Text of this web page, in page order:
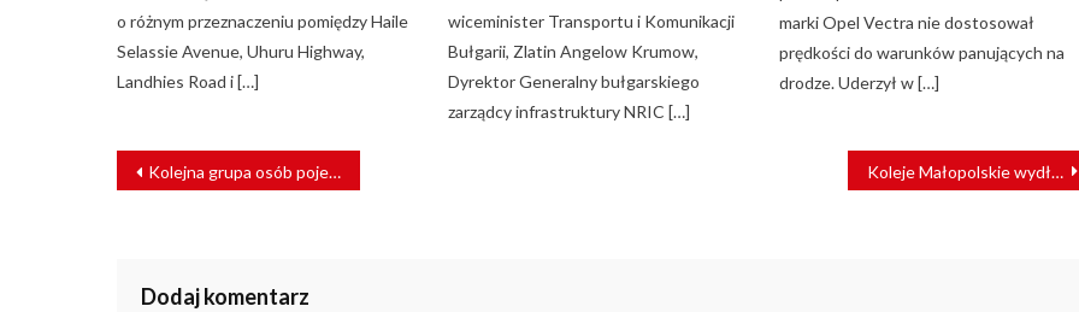
o różnym przeznaczeniu pomiędzy Haile
Selassie Avenue, Uhuru Highway,
Landhies Road i […]
wiceminister Transportu i Komunikacji
Bułgarii, Zlatin Angelow Krumow,
Dyrektor Generalny bułgarskiego
zarządcy infrastruktury NRIC […]
marki Opel Vectra nie dostosował
prędkości do warunków panujących na
drodze. Uderzył w […]
NAWIGACJA
WPISU
Kolejna grupa osób pojedzie z POLREGIO za symboliczną złotówkę Koleje Małopolskie wydłużają tymczasowy rozkład jazdy
Dodaj komentarz